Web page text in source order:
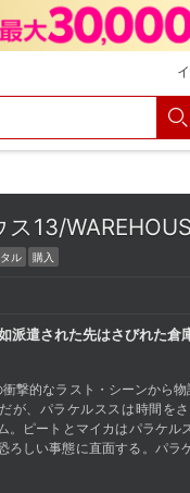
13/
ル 購入
派遣された先はさびれた
撃的なラスト・シーンから
が、パラケルススは時間を
。ピートとマイカはパラケ
ろしい事態に直面する。パラ